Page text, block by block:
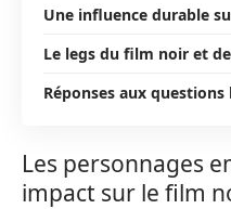
Une influence durable
Le legs du film noir et
Réponses aux
Les personnages
impact sur le film